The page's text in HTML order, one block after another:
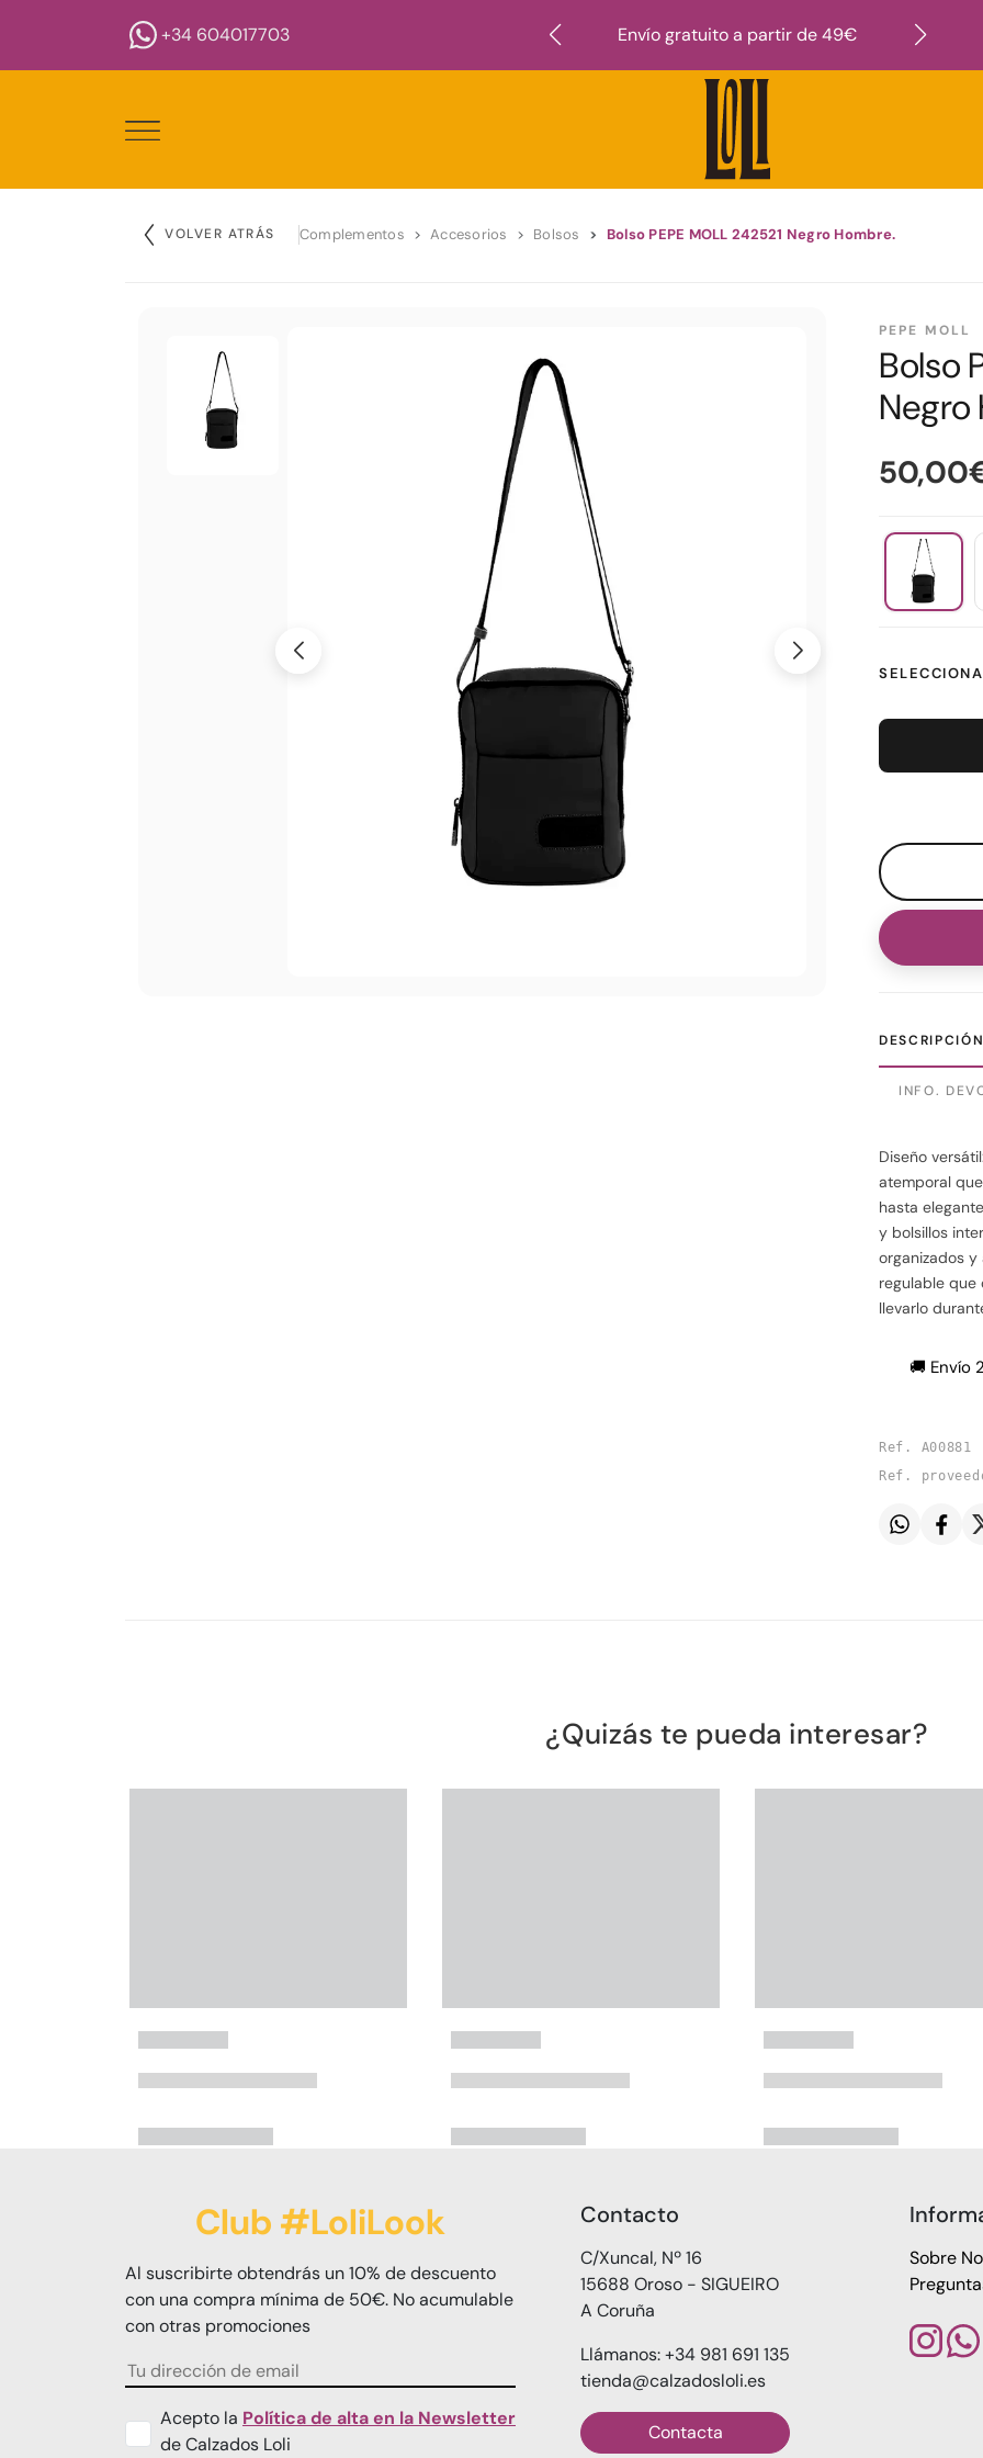
+34 604017703 Envío gratuito a partir de 49€
VOLVER ATRÁS Complementos Accesorios Bolsos Bolso PEPE MOLL 242521 Negro Hombre.
PEPE MOLL
Bolso
Negro
DESCRIPCIÓN
INFO.
Diseño
atemporal
hasta
y bolsillos
organizados y
regulable que
llevarlo
🚚 Envío
Ref. A00881
Ref.
¿Quizás te pueda interesar?
Club #LoliLook
Al suscribirte obtendrás un 10% de descuento
con una compra mínima de 50€. No acumulable
con otras promociones
Acepto la Política de alta en la Newsletter
de Calzados Loli
Contacto
C/Xuncal, Nº 16
15688 Oroso - SIGUEIRO
A Coruña
Llámanos: +34 981 691 135
tienda@calzadosloli.es
Contacta
Sobre